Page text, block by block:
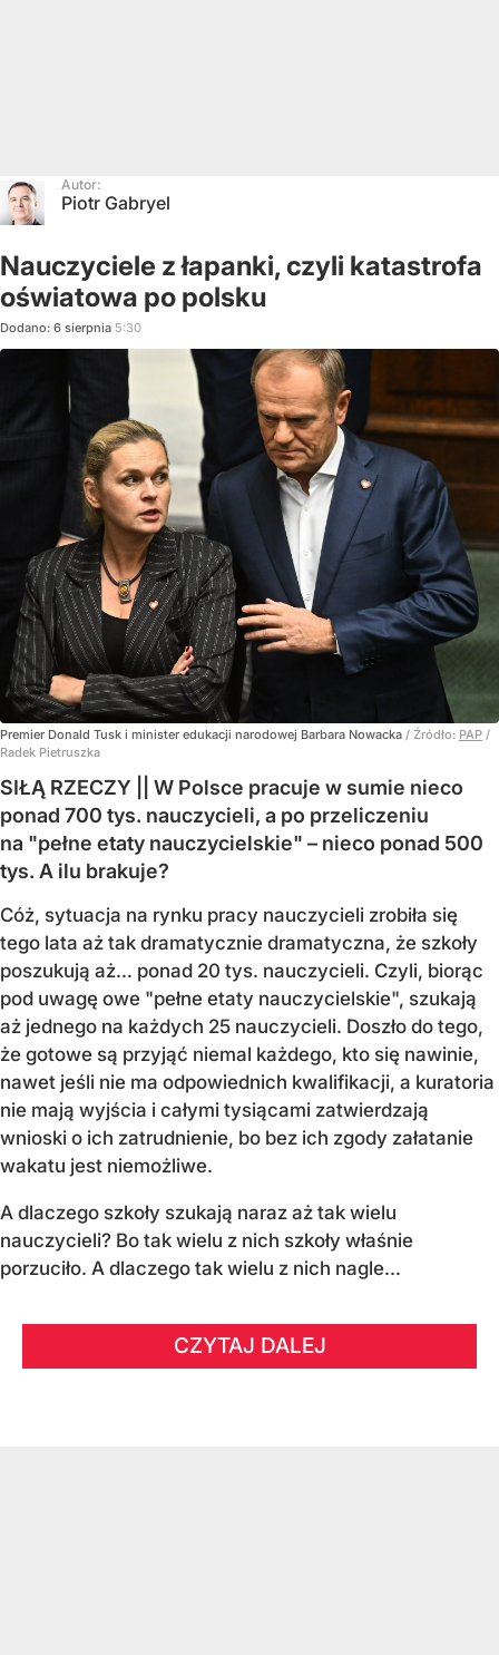
Autor:
Piotr Gabryel
Nauczyciele z łapanki, czyli katastrofa
oświatowa po polsku
Dodano: 6 sierpnia 5:30
Premier Donald Tusk i minister edukacji narodowej Barbara Nowacka / Źródło: PAP /
Radek Pietruszka
SIŁĄ RZECZY || W Polsce pracuje w sumie nieco
ponad 700 tys. nauczycieli, a po przeliczeniu
na "pełne etaty nauczycielskie" – nieco ponad 500
tys. A ilu brakuje?
Cóż, sytuacja na rynku pracy nauczycieli zrobiła się
tego lata aż tak dramatycznie dramatyczna, że szkoły
poszukują aż… ponad 20 tys. nauczycieli. Czyli, biorąc
pod uwagę owe "pełne etaty nauczycielskie", szukają
aż jednego na każdych 25 nauczycieli. Doszło do tego,
że gotowe są przyjąć niemal każdego, kto się nawinie,
nawet jeśli nie ma odpowiednich kwalifikacji, a kuratoria
nie mają wyjścia i całymi tysiącami zatwierdzają
wnioski o ich zatrudnienie, bo bez ich zgody załatanie
wakatu jest niemożliwe.
A dlaczego szkoły szukają naraz aż tak wielu
nauczycieli? Bo tak wielu z nich szkoły właśnie
porzuciło. A dlaczego tak wielu z nich nagle...
CZYTAJ DALEJ